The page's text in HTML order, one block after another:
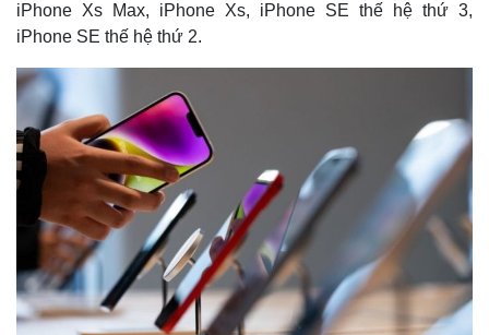
iPhone Xs Max, iPhone Xs, iPhone SE thế hệ thứ 3,
iPhone SE thế hệ thứ 2.